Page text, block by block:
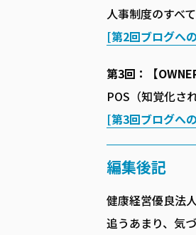
人事制度のすべ
[第2回ブログへ
第3回：【
POS（知覚化さ
[第3回ブログへ
編集後記
健康経営優良法
追うあまり、気